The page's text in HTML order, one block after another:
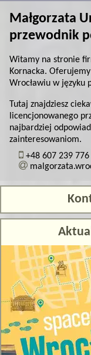
Małgorzata
przewodnik
Witamy na stronie
Kornacka.
Wrocławiu w języku
Tutaj znajdziesz
licencjonowanego
najbardziej
zainteresowaniom.
+48 607 239 776